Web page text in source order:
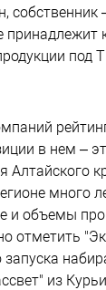
собственник
под
в нем –
Алтайского
много
и объемы
отметить
запуска
из